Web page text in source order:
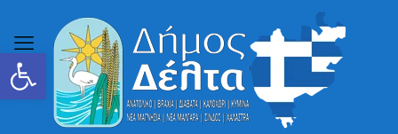
Ανοίξτε τη γραμμή εργαλείων